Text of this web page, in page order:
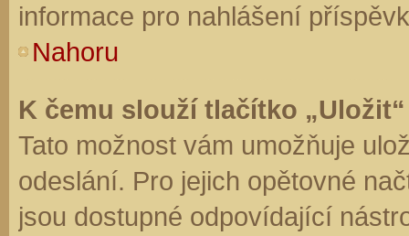
informace pro nahlášení
Nahoru
K čemu slouží tlačítko
Tato možnost vám umožňuje
odeslání. Pro jejich opětovné
jsou dostupné odpovídající